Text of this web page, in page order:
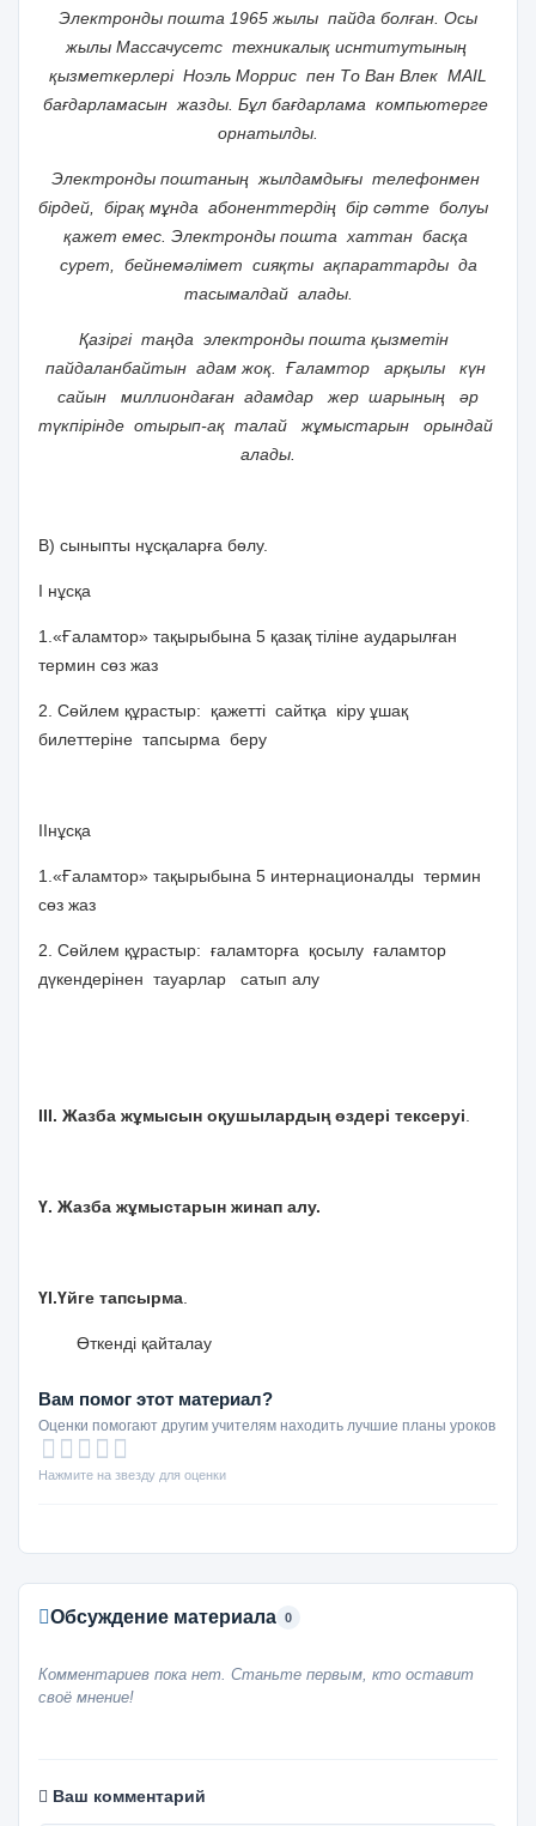
Электронды пошта 1965 жылы пайда болған. Осы
жылы Массачусетс техникалық иснтитутының
қызметкерлері Ноэль Моррис пен То Ван Влек MAIL
бағдарламасын жазды. Бұл бағдарлама компьютерге
орнатылды.
Электронды поштаның жылдамдығы телефонмен
бірдей, бірақ мұнда абоненттердің бір сәтте болуы
қажет емес. Электронды пошта хаттан басқа
сурет, бейнемәлімет сияқты ақпараттарды да
тасымалдай алады.
Қазіргі таңда электронды пошта қызметін
пайдаланбайтын адам жоқ. Ғаламтор арқылы күн
сайын миллиондаған адамдар жер шарының әр
түкпірінде отырып-ақ талай жұмыстарын орындай
алады.
В) сыныпты нұсқаларға бөлу.
І нұсқа
1.«Ғаламтор» тақырыбына 5 қазақ тіліне аударылған
термин сөз жаз
2. Сөйлем құрастыр: қажетті сайтқа кіру ұшақ
билеттеріне тапсырма беру
ІІнұсқа
1.«Ғаламтор» тақырыбына 5 интернационалды термин
сөз жаз
2. Сөйлем құрастыр: ғаламторға қосылу ғаламтор
дүкендерінен тауарлар сатып алу
ІІІ. Жазба жұмысын оқушылардың өздері тексеруі
Ү. Жазба жұмыстарын жинап алу.
ҮІ.Үйге тапсырма
Өткенді қайталау
Вам помог этот материал?
Оценки помогают другим учителям находить лучшие планы уроков
Нажмите на звезду для оценки
Обсуждение материала 0
Комментариев пока нет. Станьте первым, кто оставит
своё мнение!
Ваш комментарий